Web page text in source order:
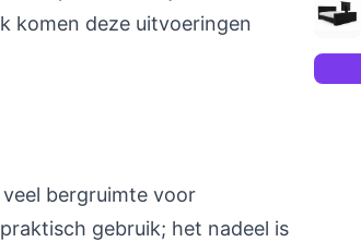
komen deze uitvoeringen
bergruimte voor
gebruik; het nadeel is